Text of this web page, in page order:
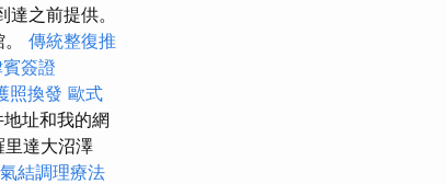
之前提供。
傳統整復推
簽證
照換發 歐式
址和我的網
里達大沼澤
氣結調理療法